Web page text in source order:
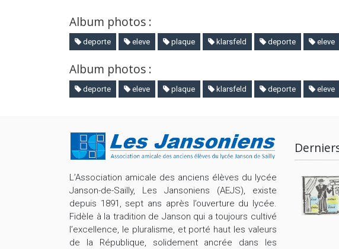
Album photos :
deporte eleve plaque klarsfeld deporte eleve
Album photos :
deporte eleve plaque klarsfeld deporte eleve
L’Association amicale des anciens élèves du lycée
Janson-de-Sailly, Les Jansoniens (AEJS), existe
depuis 1891, sept ans après l’ouverture du lycée.
Fidèle à la tradition de Janson qui a toujours cultivé
l’excellence, le pluralisme, et porté haut les valeurs
de la République, solidement ancrée dans les